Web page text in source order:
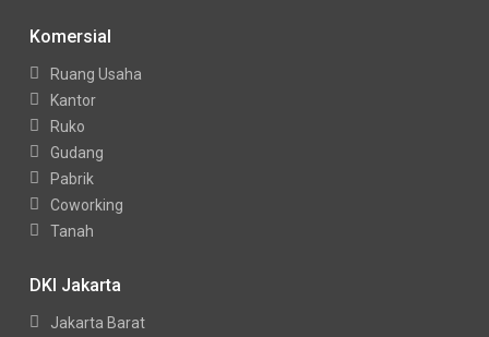
Komersial
Ruang Usaha
Kantor
Ruko
Gudang
Pabrik
Coworking
Tanah
DKI Jakarta
Jakarta Barat